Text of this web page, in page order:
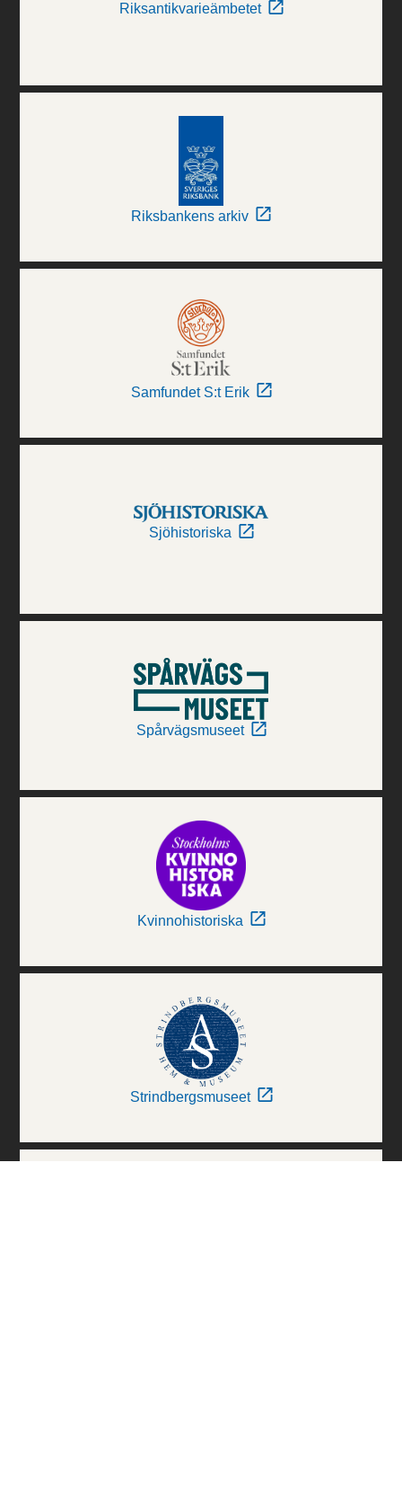
Riksantikvarieämbetet
Riksbankens arkiv
Samfundet S:t Erik
Sjöhistoriska
Spårvägsmuseet
Kvinnohistoriska
Strindbergsmuseet